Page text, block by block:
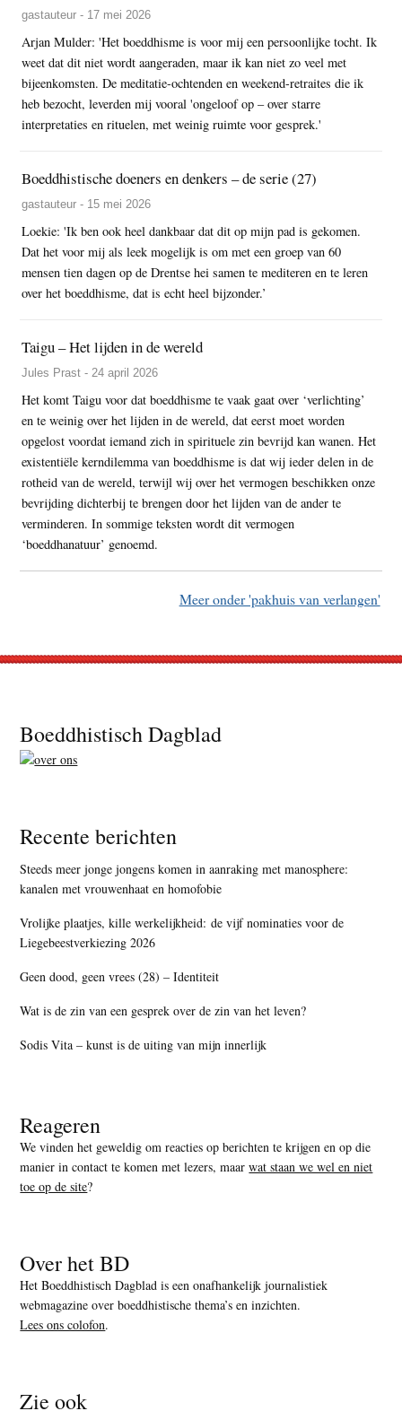
gastauteur - 17 mei 2026
Arjan Mulder: 'Het boeddhisme is voor mij een persoonlijke tocht. Ik
weet dat dit niet wordt aangeraden, maar ik kan niet zo veel met
bijeenkomsten. De meditatie-ochtenden en weekend-retraites die ik
heb bezocht, leverden mij vooral 'ongeloof op – over starre
interpretaties en rituelen, met weinig ruimte voor gesprek.'
Boeddhistische doeners en denkers – de serie (27)
gastauteur - 15 mei 2026
Loekie: 'Ik ben ook heel dankbaar dat dit op mijn pad is gekomen.
Dat het voor mij als leek mogelijk is om met een groep van 60
mensen tien dagen op de Drentse hei samen te mediteren en te leren
over het boeddhisme, dat is echt heel bijzonder.’
Taigu – Het lijden in de wereld
Jules Prast - 24 april 2026
Het komt Taigu voor dat boeddhisme te vaak gaat over ‘verlichting’
en te weinig over het lijden in de wereld, dat eerst moet worden
opgelost voordat iemand zich in spirituele zin bevrijd kan wanen. Het
existentiële kerndilemma van boeddhisme is dat wij ieder delen in de
rotheid van de wereld, terwijl wij over het vermogen beschikken onze
bevrijding dichterbij te brengen door het lijden van de ander te
verminderen. In sommige teksten wordt dit vermogen
‘boeddhanatuur’ genoemd.
Meer onder 'pakhuis van verlangen'
Footer
Boeddhistisch Dagblad
Recente berichten
Steeds meer jonge jongens komen in aanraking met manosphere:
kanalen met vrouwenhaat en homofobie
Vrolijke plaatjes, kille werkelijkheid: de vijf nominaties voor de
Liegebeestverkiezing 2026
Geen dood, geen vrees (28) – Identiteit
Wat is de zin van een gesprek over de zin van het leven?
Sodis Vita – kunst is de uiting van mijn innerlijk
Reageren
We vinden het geweldig om reacties op berichten te krijgen en op die
manier in contact te komen met lezers, maarwat staan we wel en niet
toe op de site?
Over het BD
Het Boeddhistisch Dagblad is een onafhankelijk journalistiek
webmagazine over boeddhistische thema’s en inzichten.
Lees ons colofon.
Zie ook